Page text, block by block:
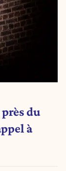
du
à